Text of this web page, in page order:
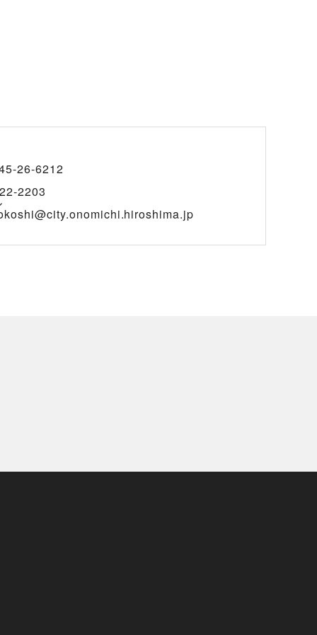
26-6212
2203